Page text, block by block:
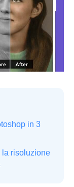
in 3
la risoluzione